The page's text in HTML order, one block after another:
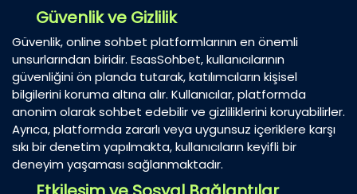
Güvenlik ve Gizlilik
Güvenlik, online sohbet platformlarının en önemli
unsurlarından biridir. EsasSohbet, kullanıcılarının
güvenliğini ön planda tutarak, katılımcıların kişisel
bilgilerini koruma altına alır. Kullanıcılar, platformda
anonim olarak sohbet edebilir ve gizliliklerini koruyabilirler.
Ayrıca, platformda zararlı veya uygunsuz içeriklere karşı
sıkı bir denetim yapılmakta, kullanıcıların keyifli bir
deneyim yaşaması sağlanmaktadır.